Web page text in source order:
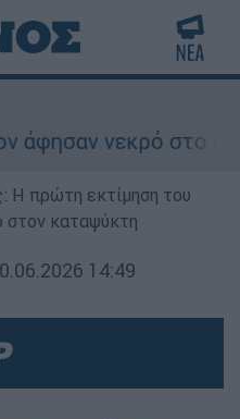
νεκρό στο
Η πρώτη εκτίμηση του
στον καταψύκτη
14:49